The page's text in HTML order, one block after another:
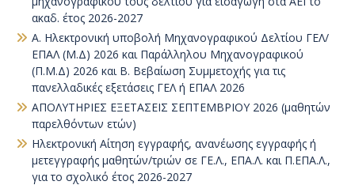
ακαδ. έτος 2026-2027
Α. Ηλεκτρονική υποβολή Μηχανογραφικού Δελτίου ΓΕΛ/
ΕΠΑΛ (Μ.Δ) 2026 και Παράλληλου Μηχανογραφικού
(Π.Μ.Δ) 2026 και Β. Βεβαίωση Συμμετοχής για τις
πανελλαδικές εξετάσεις ΓΕΛ ή ΕΠΑΛ 2026
ΑΠΟΛΥΤΗΡΙΕΣ ΕΞΕΤΑΣΕΙΣ ΣΕΠΤΕΜΒΡΙΟΥ 2026 (μαθητών
παρελθόντων ετών)
Ηλεκτρονική Αίτηση εγγραφής, ανανέωσης εγγραφής ή
μετεγγραφής μαθητών/τριών σε ΓΕ.Λ., ΕΠΑ.Λ. και Π.ΕΠΑ.Λ.,
για το σχολικό έτος 2026-2027